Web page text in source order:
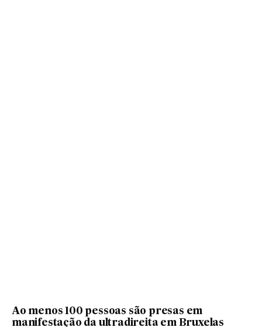
Ao menos 100 pessoas são presas em
manifestação da ultradireita em Bruxelas